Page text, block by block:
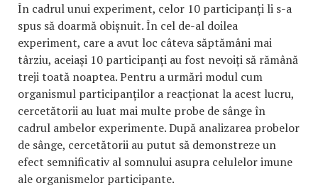
În cadrul unui experiment, celor 10 participanți li s-a
spus să doarmă obișnuit. În cel de-al doilea
experiment, care a avut loc câteva săptămâni mai
târziu, aceiași 10 participanți au fost nevoiți să rămână
treji toată noaptea. Pentru a urmări modul cum
organismul participanților a reacționat la acest lucru,
cercetătorii au luat mai multe probe de sânge în
cadrul ambelor experimente. După analizarea probelor
de sânge, cercetătorii au putut să demonstreze un
efect semnificativ al somnului asupra celulelor imune
ale organismelor participante.